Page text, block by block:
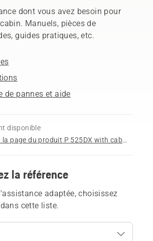
dont vous avez besoin pour
Manuels, pièces de
guides pratiques, etc.
de pannes et aide
disponible
Accéder à la page du produit P 525DX with cabin
la référence
adaptée, choisissez
cette liste.